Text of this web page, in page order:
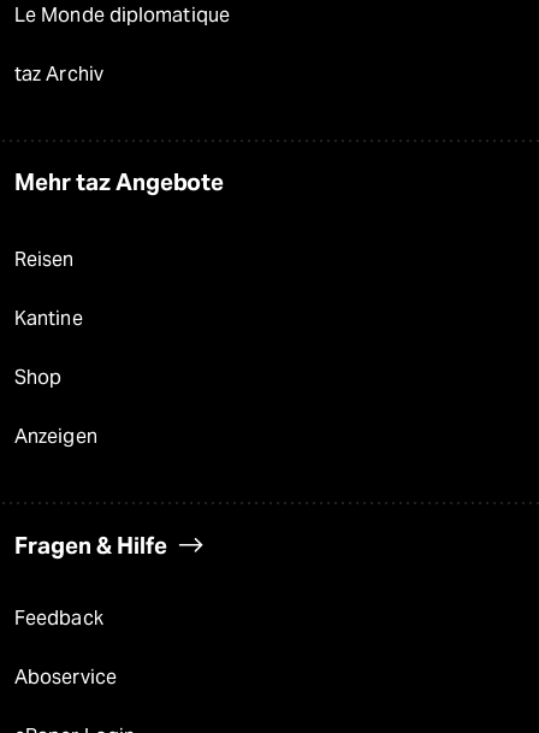
Le Monde diplomatique
taz Archiv
Mehr taz Angebote
Reisen
Kantine
Shop
Anzeigen
Fragen & Hilfe
Feedback
Aboservice